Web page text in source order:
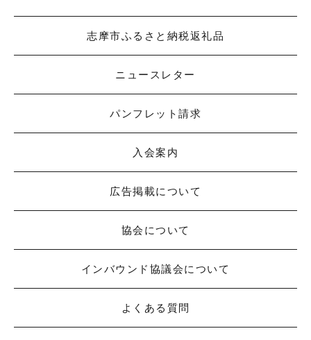
志摩市ふるさと納税返礼品
ニュースレター
パンフレット請求
入会案内
広告掲載について
協会について
インバウンド協議会について
よくある質問